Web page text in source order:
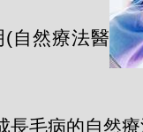
自然療法醫
長毛病的自然